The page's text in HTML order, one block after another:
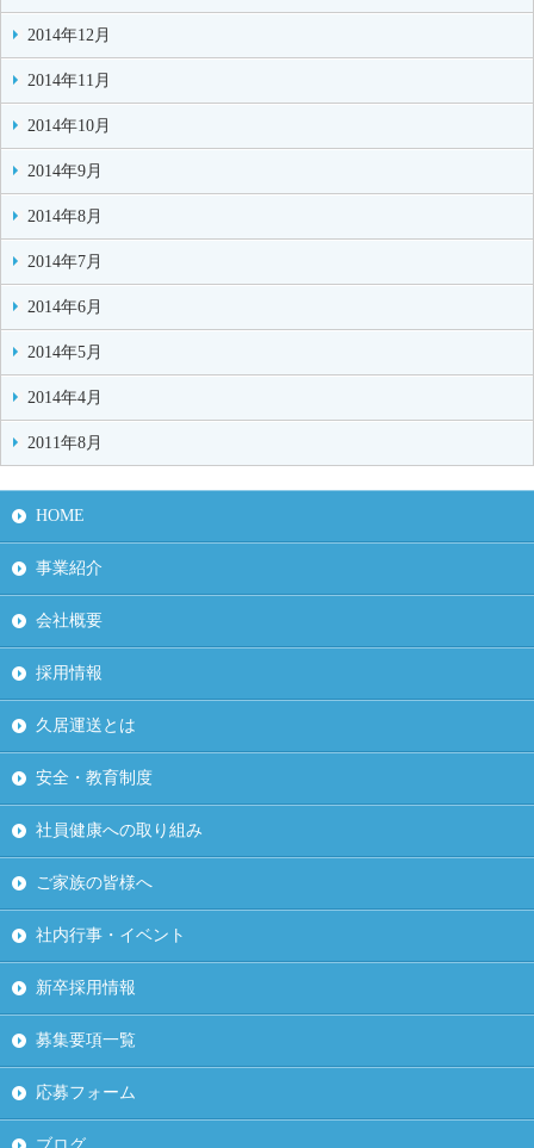
2014年12月
2014年11月
2014年10月
2014年9月
2014年8月
2014年7月
2014年6月
2014年5月
2014年4月
2011年8月
HOME
事業紹介
会社概要
採用情報
久居運送とは
安全・教育制度
社員健康への取り組み
ご家族の皆様へ
社内行事・イベント
新卒採用情報
募集要項一覧
応募フォーム